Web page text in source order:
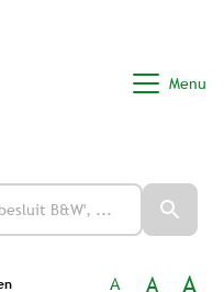
Menu
A A A